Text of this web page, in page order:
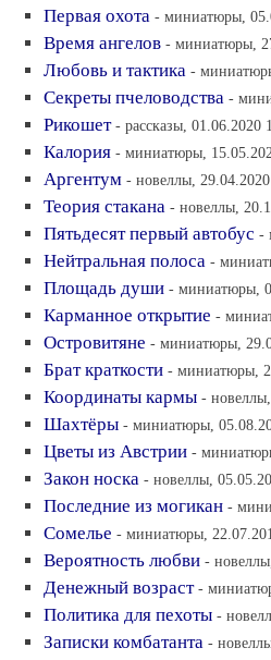
Первая охота - миниатюры,
Время ангелов - миниатюры,
Любовь и тактика -
Секреты пчеловодства -
Рикошет - рассказы, 01.06.2020
Калория - миниатюры,
Аргентум - новеллы,
Теория стакана - новеллы,
Пятьдесят первый автобус -
Нейтральная полоса -
Площадь души - миниатюры,
Карманное открытие -
Островитяне - миниатюры,
Брат краткости - миниатюры,
Координаты кармы -
Шахтёры - миниатюры,
Цветы из Австрии -
Закон носка - новеллы,
Последние из могикан -
Сомелье - миниатюры,
Вероятность любви -
Денежный возраст -
Политика для пехоты -
Записки комбатанта -